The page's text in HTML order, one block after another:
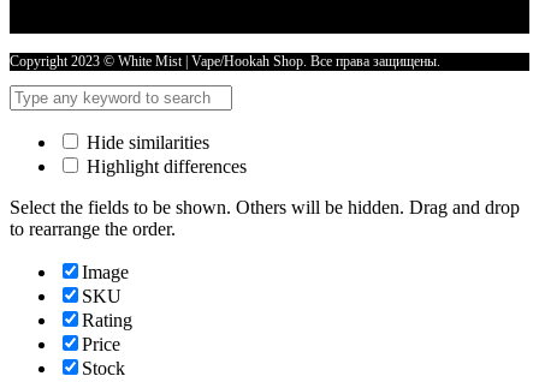
количество
Copyright 2023 © White Mist | Vape/Hookah Shop. Все права защищены.
Hide similarities
Highlight differences
Select the fields to be shown. Others will be hidden. Drag and drop
to rearrange the order.
Image
SKU
Rating
Price
Stock